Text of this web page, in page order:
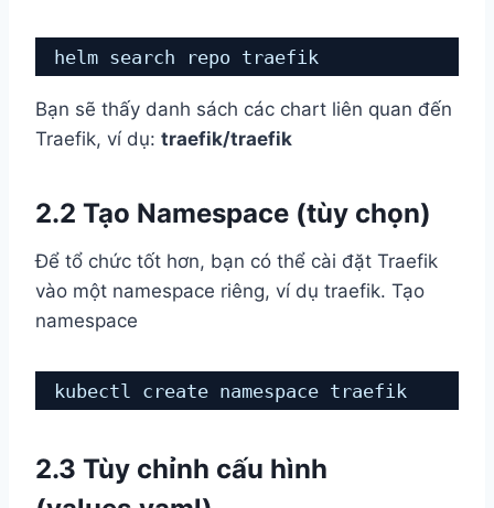
helm search repo traefik
Bạn sẽ thấy danh sách các chart liên quan đến
Traefik, ví dụ: traefik/traefik
2.2 Tạo Namespace (tùy chọn)
Để tổ chức tốt hơn, bạn có thể cài đặt Traefik
vào một namespace riêng, ví dụ traefik. Tạo
namespace
kubectl create namespace traefik
2.3 Tùy chỉnh cấu hình